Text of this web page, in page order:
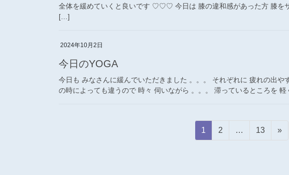
全体を緩めていくと良いです ♡♡♡ 今日は 膝の違和感があった方 膝を
[…]
2024年10月2日
今日のYOGA
今日も みなさんに緩んでいただきました 。。。 それぞれに 疲れの出や
の時によっても違うので 時々 伺いながら 。。。 滞っているところを
固
定
1
固
2 …
固
13 »